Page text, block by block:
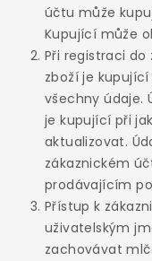
účtu může
Kupující může
Při registraci
zboží je
všechny údaje.
je kupující při
aktualizovat.
zákaznickém
prodávajícím
Přístup k
uživatelským
zachovávat